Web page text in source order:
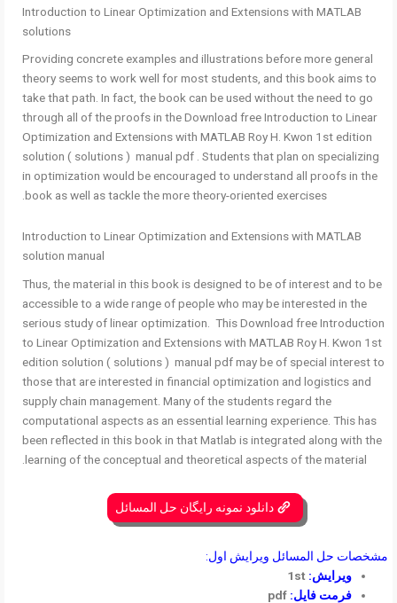
Introduction to Linear Optimization and Extensions with MATLAB
solutions
Providing concrete examples and illustrations before more general
theory seems to work well for most students, and this book aims to
take that path. In fact, the book can be used without the need to go
through all of the proofs in the Download free Introduction to Linear
Optimization and Extensions with MATLAB Roy H. Kwon 1st edition
solution ( solutions ) manual pdf . Students that plan on specializing
in optimization would be encouraged to understand all proofs in the
book as well as tackle the more theory-oriented exercises.
Introduction to Linear Optimization and Extensions with MATLAB
solution manual
Thus, the material in this book is designed to be of interest and to be
accessible to a wide range of people who may be interested in the
serious study of linear optimization. This Download free Introduction
to Linear Optimization and Extensions with MATLAB Roy H. Kwon 1st
edition solution ( solutions ) manual pdf may be of special interest to
those that are interested in financial optimization and logistics and
supply chain management. Many of the students regard the
computational aspects as an essential learning experience. This has
been reflected in this book in that Matlab is integrated along with the
learning of the conceptual and theoretical aspects of the material.
دانلود نمونه رایگان حل المسائل
مشخصات حل المسائل ویرایش اول:
ویرایش: 1st
فرمت فایل: pdf